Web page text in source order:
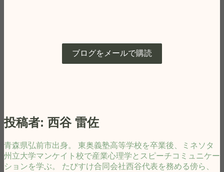
ブログをメールで購読
投稿者: 西谷 雷佐
青森県弘前市出身。 東奥義塾高等学校を卒業後、ミネソタ
州立大学マンケイト校で産業心理学とスピーチコミュニケー
ションを学ぶ。 たびすけ合同会社西谷代表を務める傍ら、